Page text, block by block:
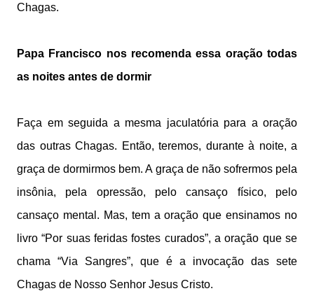
Chagas.
Papa Francisco nos recomenda essa oração todas
as noites antes de dormir
Faça em seguida a mesma jaculatória para a oração
das outras Chagas. Então, teremos, durante à noite, a
graça de dormirmos bem. A graça de não sofrermos pela
insônia, pela opressão, pelo cansaço físico, pelo
cansaço mental. Mas, tem a oração que ensinamos no
livro “Por suas feridas fostes curados”, a oração que se
chama “Via Sangres”, que é a invocação das sete
Chagas de Nosso Senhor Jesus Cristo.